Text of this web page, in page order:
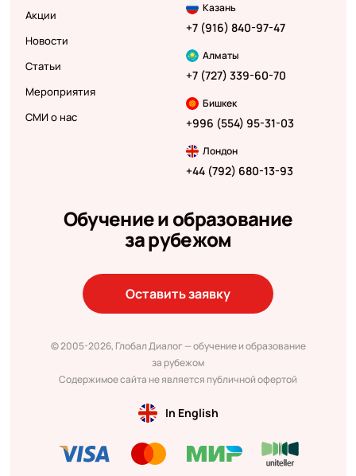
Акции
Новости
Статьи
Мероприятия
СМИ о нас
Казань
+7 (916) 840-97-47
Алматы
+7 (727) 339-60-70
Бишкек
+996 (554) 95-31-03
Лондон
+44 (792) 680-13-93
Обучение и образование
за рубежом
Оставить заявку
© 2005-2026, Глобал Диалог — обучение и образование
за рубежом
Содержимое сайта не является публичной офертой
In English